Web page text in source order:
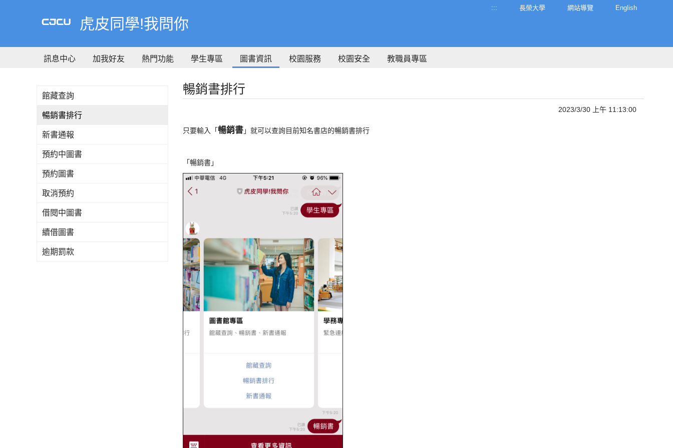
要
容
虎皮同學!我問你
::: 長榮大學 網站導覽 English
訊息中心 加我好友 熱門功能 學生專區 圖書資訊 校園服務 校園安全 教職員專區
暢銷書排行
2023/3/30 上午 11:13:00
只要輸入「 暢銷書」就可以查詢目前知名書店的暢銷書排行
「暢銷書」
館藏查詢
暢銷書排行
新書通報
預約中圖書
預約圖書
取消預約
借閱中圖書
續借圖書
逾期罰款